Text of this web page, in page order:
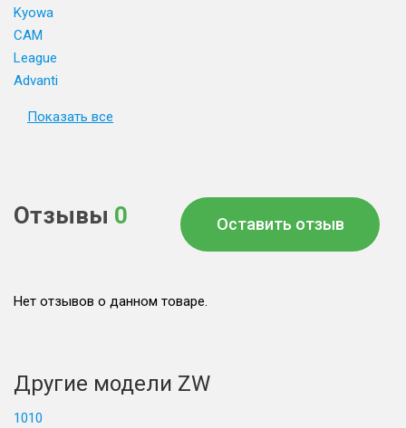
Kyowa
CAM
League
Advanti
Показать все
Отзывы 0 Оставить отзыв
Нет отзывов о данном товаре.
Другие модели ZW
1010